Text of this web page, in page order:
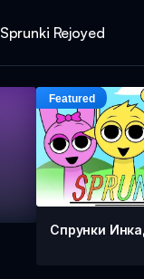
Sprunki Rejoyed
Спрунки